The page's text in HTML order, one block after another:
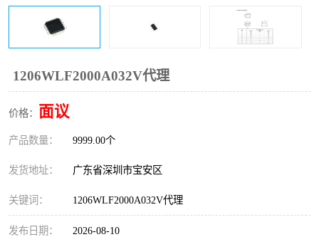
1206WLF2000A032V代理
价格： 面议
产品数量： 9999.00个
发货地址： 广东省深圳市宝安区
关键词： 1206WLF2000A032V代理
发布日期： 2026-08-10
FT61F022
FT61F021